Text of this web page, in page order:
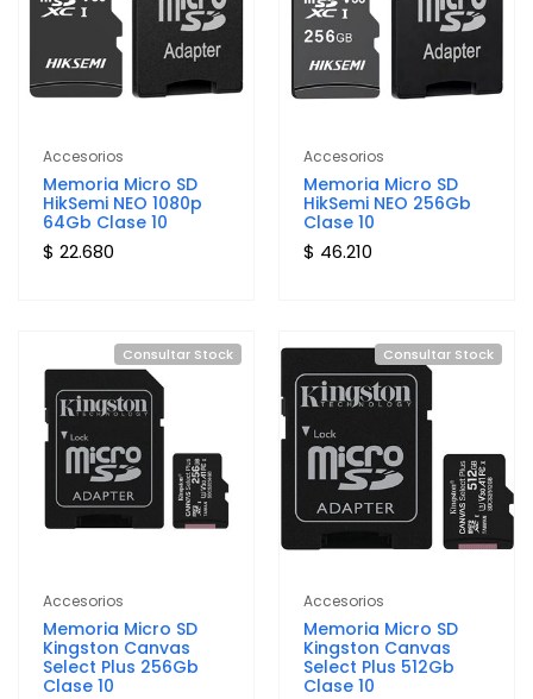
Accesorios
Memoria Micro SD
HikSemi NEO 1080p
64Gb Clase 10
$ 22.680
Accesorios
Memoria Micro SD
HikSemi NEO 256Gb
Clase 10
$ 46.210
Consultar Stock
Accesorios
Memoria Micro SD
Kingston Canvas
Select Plus 256Gb
Clase 10
Consultar Stock
Accesorios
Memoria Micro SD
Kingston Canvas
Select Plus 512Gb
Clase 10